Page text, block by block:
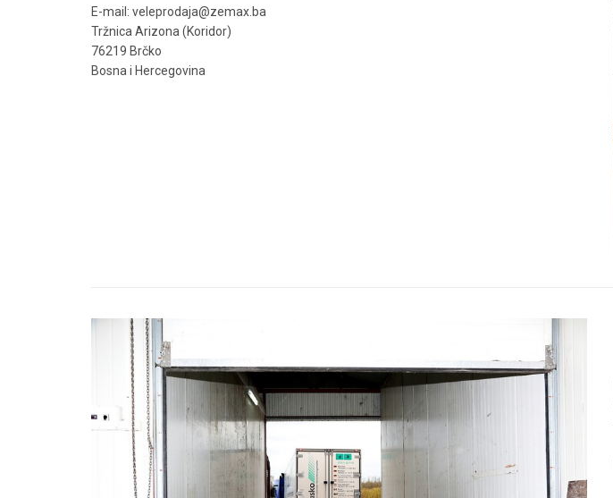
E-mail: veleprodaja@zemax.ba
Tržnica Arizona (Koridor)
76219 Brčko
Bosna i Hercegovina